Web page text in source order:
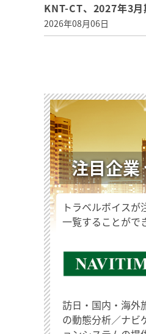
KNT-CT、2027年3
2026年08月06日
注目企業
トラベルボイス
一覧することがで
訪日・国内・海外
の動態分析／ナビ